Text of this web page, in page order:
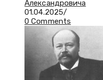
Александровича
01.04.2025/
0 Comments